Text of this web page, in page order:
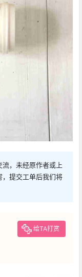
，未经原作者或上
提交工单后我们将
给TA打赏